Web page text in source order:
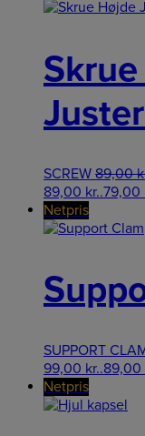
SCREW 89,00
89,00 kr..79,00
Netpris
SUPPORT
99,00 kr..89,00
Netpris